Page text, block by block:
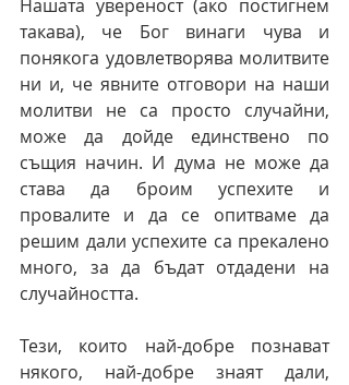
Нашата увереност (ако постигнем
такава), че Бог винаги чува и
понякога удовлетворява молитвите
ни и, че явните отговори на наши
молитви не са просто случайни,
може да дойде единствено по
същия начин. И дума не може да
става да броим успехите и
провалите и да се опитваме да
решим дали успехите са прекалено
много, за да бъдат отдадени на
случайността.
Тези, които най-добре познават
някого, най-добре знаят дали,